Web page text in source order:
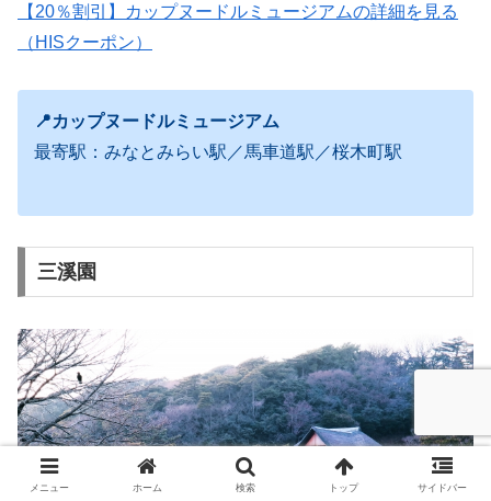
【20％割引】カップヌードルミュージアムの詳細を見る
（HISクーポン）
📍カップヌードルミュージアム
最寄駅：みなとみらい駅／馬車道駅／桜木町駅
三溪園
メニュー ホーム 検索 トップ サイドバー